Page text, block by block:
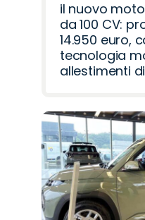
il nuovo
da 100 CV:
14.950 euro,
tecnologia
allestimenti